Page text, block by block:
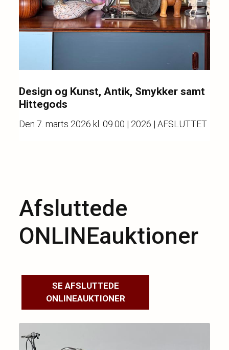
Design og Kunst, Antik, Smykker samt
Hittegods
Den7. marts 2026 kl. 09.00 | 2026 | AFSLUTTET
Afsluttede
ONLINEauktioner
SE AFSLUTTEDE
ONLINEAUKTIONER